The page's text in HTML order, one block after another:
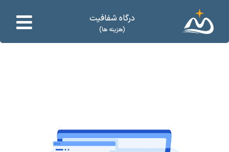
درگاه شفافیت
(هزینه ها)